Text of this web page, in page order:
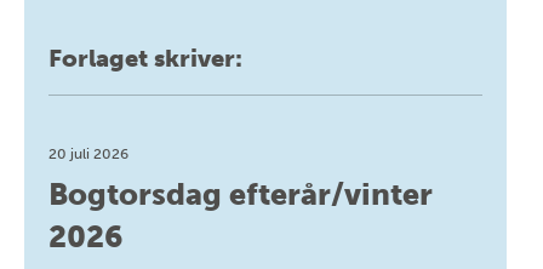
Forlaget skriver:
20 juli 2026
Bogtorsdag efterår/vinter
2026